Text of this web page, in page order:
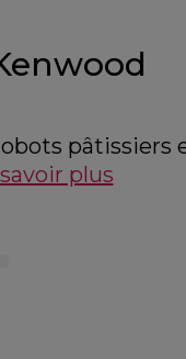
pâtissiers
plus